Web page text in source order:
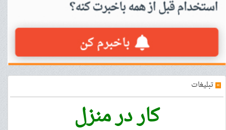
» تبلیغات
کار در منزل